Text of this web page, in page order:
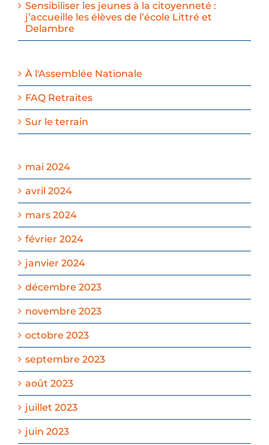
Sensibiliser les jeunes à la citoyenneté :
j’accueille les élèves de l’école Littré et
Delambre
À l'Assemblée Nationale
FAQ Retraites
Sur le terrain
mai 2024
avril 2024
mars 2024
février 2024
janvier 2024
décembre 2023
novembre 2023
octobre 2023
septembre 2023
août 2023
juillet 2023
juin 2023